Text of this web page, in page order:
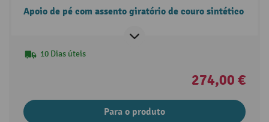
Apoio de pé com assento giratório de couro sintético
10 Dias úteis
274,00 €
Para o produto